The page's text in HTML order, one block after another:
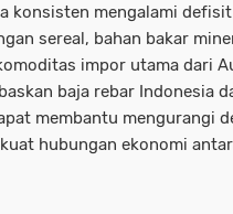
konsisten mengalami defisit
sereal, bahan bakar
impor utama dari
baja rebar Indonesia
membantu mengurangi
hubungan ekonomi